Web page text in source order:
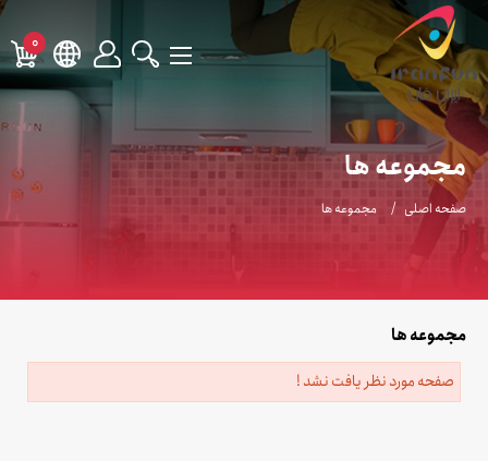
0
مجموعه ها
صفحه اصلی مجموعه ها
مجموعه ها
صفحه مورد نظر یافت نشد !